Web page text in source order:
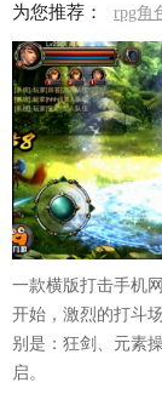
为您推荐： rpg角
一款横版打击手机
开始，激烈的打斗
别是：狂剑、元素
启。